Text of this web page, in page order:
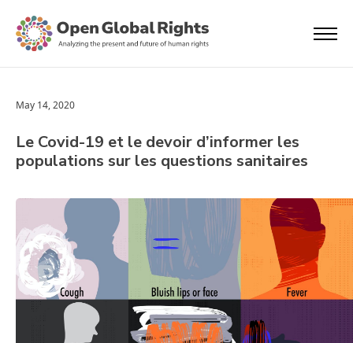
May 14, 2020
Le Covid-19 et le devoir d’informer les
populations sur les questions sanitaires